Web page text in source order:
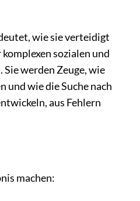
wie sie verteidigt
sozialen und
werden Zeuge, wie
und wie die Suche nach
aus Fehlern
machen: